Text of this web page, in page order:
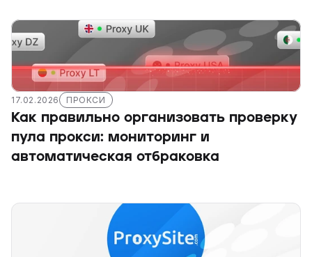
17.02.2026 ПРОКСИ
Как правильно организовать проверку
пула прокси: мониторинг и
автоматическая отбраковка